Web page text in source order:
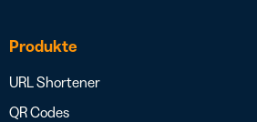
Produkte
URL Shortener
QR Codes